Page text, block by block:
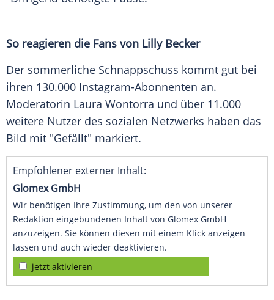
So reagieren die Fans von Lilly Becker
Der sommerliche Schnappschuss kommt gut bei
ihren 130.000 Instagram-Abonnenten an.
Moderatorin Laura Wontorra und über 11.000
weitere Nutzer des sozialen Netzwerks haben das
Bild mit "Gefällt" markiert.
Empfohlener externer Inhalt:
Glomex GmbH
Wir benötigen Ihre Zustimmung, um den von unserer
Redaktion eingebundenen Inhalt von Glomex GmbH
anzuzeigen. Sie können diesen mit einem Klick anzeigen
lassen und auch wieder deaktivieren.
jetzt aktivieren